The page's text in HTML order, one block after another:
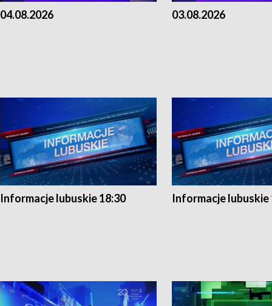
04.08.2026 03.08.2026
Informacje lubuskie 18:30 Informacje lubuskie